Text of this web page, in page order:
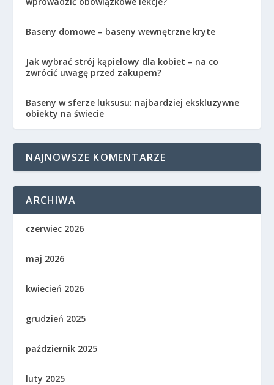
Baseny domowe – baseny wewnętrzne kryte
Jak wybrać strój kąpielowy dla kobiet – na co
zwrócić uwagę przed zakupem?
Baseny w sferze luksusu: najbardziej ekskluzywne
obiekty na świecie
NAJNOWSZE KOMENTARZE
ARCHIWA
czerwiec 2026
maj 2026
kwiecień 2026
grudzień 2025
październik 2025
luty 2025